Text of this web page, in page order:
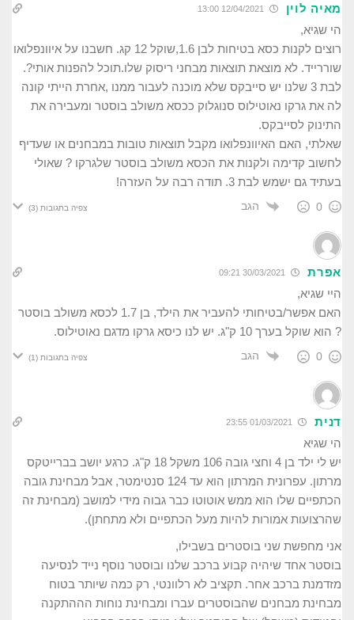
מאיה לוין
הי שגיא,
רוצים לקנות כסא בטיחות לבן 1.6,שוקל 12 קג. חשבנו על איוונפלואו
שוררייד. לא מוצאת תוצאות מבחני ריסוק שלו.תוכל להפנות אותי?.
לבת 3 שלנו יש סייבקס שלא מוכנה לעבור ממנו ,אחרת הייתי קונה
לה את גרקו נאוטילוס סנוגלוק ככסא משולב בוסטר ומעבירה את
התינוק לסייבקס.
שאלתי, האם האיוונפלואו מקבל תוצאות טובות במבחנים או שעדיף
לחשוב קדימה ולקנות את הכסא משולב בוסטר שלגרקו ? שאולי
בעתיד גם ישמש לבת 3. תודה רבה על העזרה!
0 הגב צפיה בתגובות (3)
אפרת
היי שגיא,
האם אפשר/בטיחותי להעביר את הילד, בן 1.7 לכסא משולב בוסטר
? הוא שוקל בערך 10 ק"ג. יש לנו כיסא גרקו מדגם נאוטילוס.
0 הגב צפיה בתגובות (1)
דנית
הי שגיא
יש לי ילד בן 4 וחצי גובה 106 משקל 18 ק"ג. כרגע יושב בברייטקס
מרתון. עפרונית המרתון הוא עד 124 סנטימטר, אבל מבחינת גובה
הכתפיים שלו הוא ממש אוטוטו כבר גבוה מידי למושב (מבחינת זה
שהרצועות אמורות להיות מעל הכתפיים ולא מתחתן).
אני מחפשת שני בוסטרים בשבילו,
בוסטר אחד שיהיה קבוע ברכב שלנו ובוסטר נוסף נייד לנסיעה
מזדמנת ברכב אחר. תקציב לא רלוונטי, רק כמה שיותר בטוח
מבחינת מבחנים שהבוסטרים עברו ומבחינת נוחות הההתקנה